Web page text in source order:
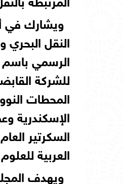
ويشارك في
النقل البحري
الرسمي باسم
للشركة
المحطات
الإسكندرية
السكرتير
العربية
ويهدف